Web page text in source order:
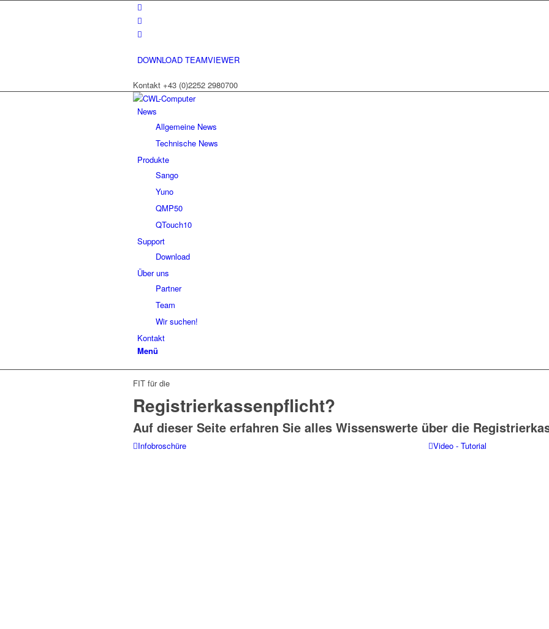
DOWNLOAD TEAMVIEWER
Kontakt +43 (0)2252 2980700
News
Allgemeine News
Technische News
Produkte
Sango
Yuno
QMP50
QTouch10
Support
Download
Über uns
Partner
Team
Wir suchen!
Kontakt
Menü
FIT für die
Registrierkassenpflicht?
Auf dieser Seite erfahren Sie alles Wissenswerte über die
Infobroschüre Video - Tutorial